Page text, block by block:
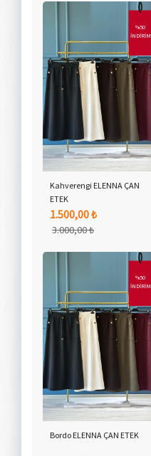
%50
İNDİRİM
Kahverengi ELENNA ÇAN
ETEK
1.500,00 ₺
3.000,00 ₺
%50
İNDİRİM
Bordo ELENNA ÇAN ETEK